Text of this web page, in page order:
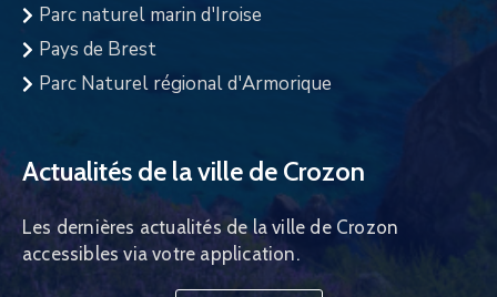
Parc naturel marin d'Iroise
Pays de Brest
Parc Naturel régional d'Armorique
Actualités de la ville de Crozon
Les dernières actualités de la ville de Crozon
accessibles via votre application.